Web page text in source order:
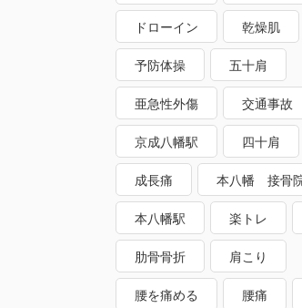
ドローイン 乾燥肌
予防体操 五十肩
亜急性外傷 交通事故
京成八幡駅 四十肩
成長痛 本八幡 接骨
本八幡駅 楽トレ
肋骨骨折 肩こり
腰を痛める 腰痛